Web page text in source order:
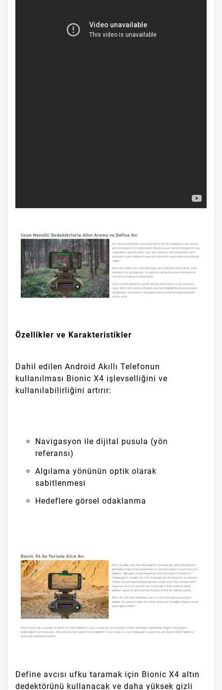
Özellikler ve Karakteristikler
Dahil edilen Android Akıllı Telefonun
kullanılması Bionic X4 işlevselliğini ve
kullanılabilirliğini artırır:
Navigasyon ile dijital pusula (yön
referansı)
Algılama yönünün optik olarak
sabitlenmesi
Hedeflere görsel odaklanma
Define avcısı ufku taramak için Bionic X4 altın
dedektörünü kullanacak ve daha yüksek gizli